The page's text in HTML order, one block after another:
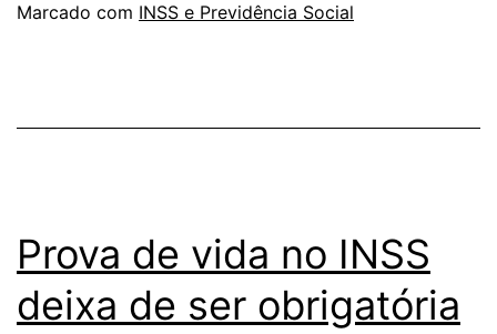
Marcado com INSS e Previdência Social
Prova de vida no INSS
deixa de ser obrigatória